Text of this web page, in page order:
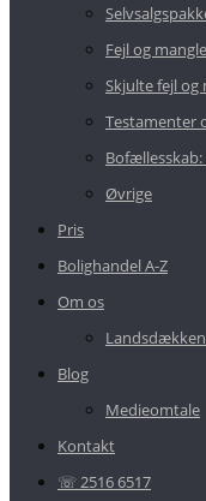
Fejl og
Skjulte fejl og
Testamenter
Øvrige
Pris
Bolighandel A-Z
Om os
Blog
Medieomtale
Kontakt
☏ 2516 6517